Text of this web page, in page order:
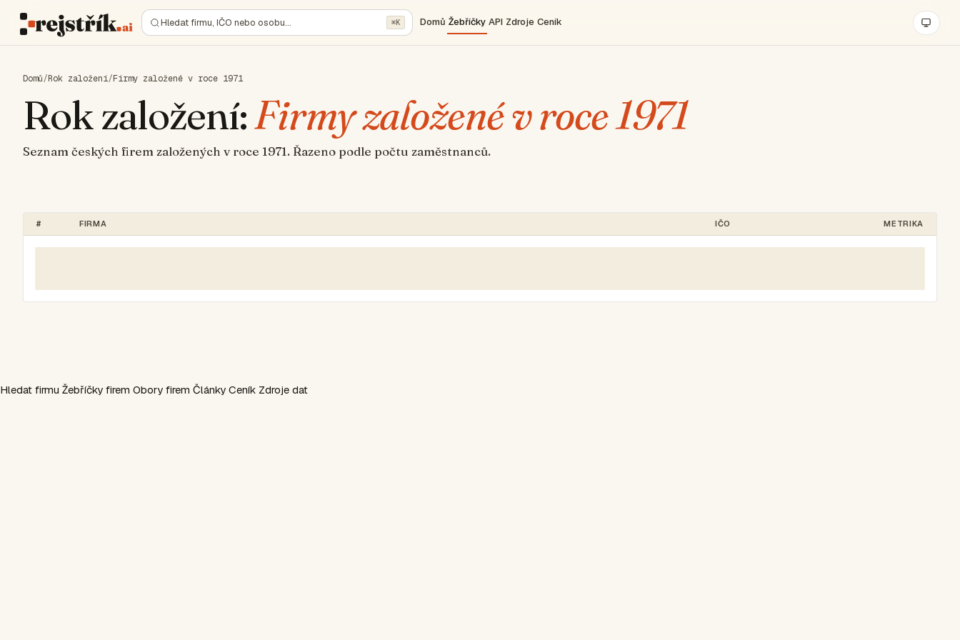
Hledat firmu, IČO nebo osobu… ⌘K Domů Žebříčky API Zdroje Ceník
Domů/Rok založení/Firmy založené v roce 1971
Rok založení:Firmy založené v roce 1971
Seznam českých firem založených v roce 1971. Řazeno podle počtu zaměstnanců.
# FIRMA IČO METRIKA
Hledat firmu Žebříčky firem Obory firem Články Ceník Zdroje dat